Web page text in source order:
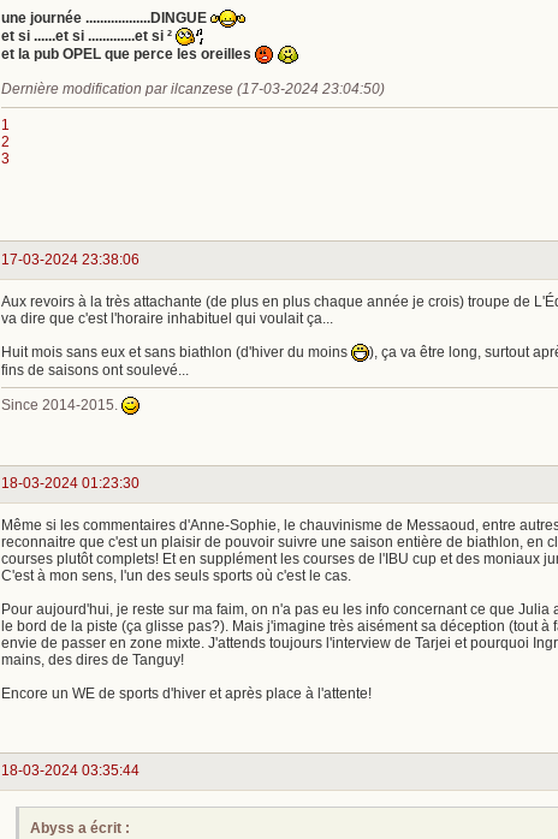
une journée ..................DINGUE
et si ......et si .............et si ²
et la pub OPEL que perce les oreilles
Dernière modification par ilcanzese (17-03-2024 23:04:50)
1
2
3
17-03-2024 23:38:06
Aux revoirs à la très attachante (de plus en plus chaque année je crois) troupe de
va dire que c'est l'horaire inhabituel qui voulait ça...
Huit mois sans eux et sans biathlon (d'hiver du moins
), ça va être long, surtout
fins de saisons ont soulevé...
Since 2014-2015.
18-03-2024 01:23:30
Même si les commentaires d'Anne-Sophie, le chauvinisme de Messaoud, entre
reconnaitre que c'est un plaisir de pouvoir suivre une saison entière de biathlon, en
courses plutôt complets! Et en supplément les courses de l'IBU cup et des moniaux
C'est à mon sens, l'un des seuls sports où c'est le cas.
Pour aujourd'hui, je reste sur ma faim, on n'a pas eu les info concernant ce que Julia
le bord de la piste (ça glisse pas?). Mais j'imagine très aisément sa déception (tout à
envie de passer en zone mixte. J'attends toujours l'interview de Tarjei et pourquoi
mains, des dires de Tanguy!
Encore un WE de sports d'hiver et après place à l'attente!
18-03-2024 03:35:44
Abyss a écrit :